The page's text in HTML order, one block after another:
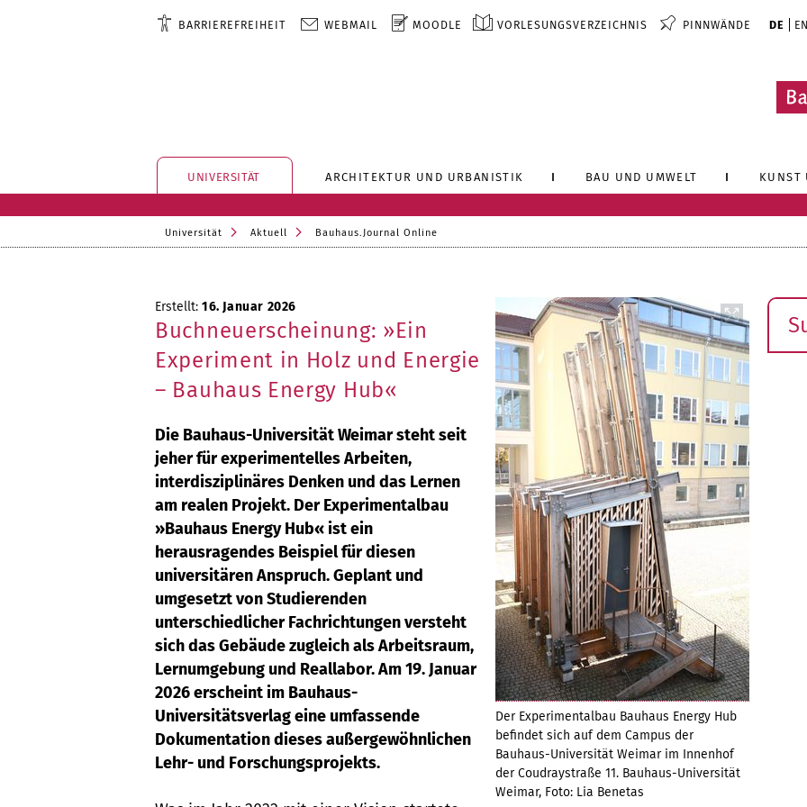
BARRIEREFREIHEIT WEBMAIL MOODLE VORLESUNGSVERZEICHNIS PINNWÄNDE DE EN
UNIVERSITÄT ARCHITEKTUR UND URBANISTIK BAU UND UMWELT KUNST
Universität Aktuell Bauhaus.Journal Online
Der Experimentalbau Bauhaus Energy Hub
befindet sich auf dem Campus der
Bauhaus-Universität Weimar im Innenhof
der Coudraystraße 11. Bauhaus-Universität
Weimar, Foto: Lia Benetas
Erstellt: 16. Januar 2026
Buchneuerscheinung: »Ein
Experiment in Holz und Energie
– Bauhaus Energy Hub«
Die Bauhaus-Universität Weimar steht seit
jeher für experimentelles Arbeiten,
interdisziplinäres Denken und das Lernen
am realen Projekt. Der Experimentalbau
»Bauhaus Energy Hub« ist ein
herausragendes Beispiel für diesen
universitären Anspruch. Geplant und
umgesetzt von Studierenden
unterschiedlicher Fachrichtungen versteht
sich das Gebäude zugleich als Arbeitsraum,
Lernumgebung und Reallabor. Am 19. Januar
2026 erscheint im Bauhaus-
Universitätsverlag eine umfassende
Dokumentation dieses außergewöhnlichen
Lehr- und Forschungsprojekts.
Suche